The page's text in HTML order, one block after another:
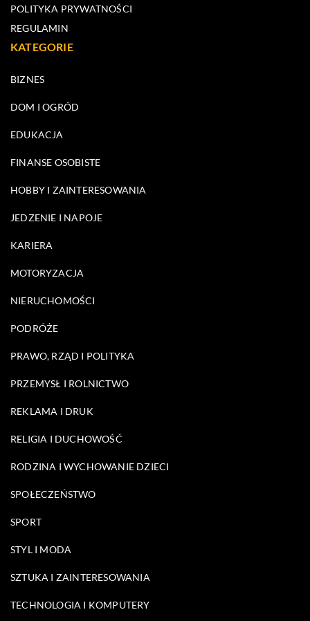
POLITYKA PRYWATNOŚCI
REGULAMIN
KATEGORIE
BIZNES
DOM I OGRÓD
EDUKACJA
FINANSE OSOBISTE
HOBBY I ZAINTERESOWANIA
JEDZENIE I NAPOJE
KARIERA
MOTORYZACJA
NIERUCHOMOŚCI
PODRÓŻE
PRAWO, RZĄD I POLITYKA
PRZEMYSŁ I ROLNICTWO
REKLAMA I DRUK
RELIGIA I DUCHOWOŚĆ
RODZINA I WYCHOWANIE DZIECI
SPOŁECZEŃSTWO
SPORT
STYL I MODA
SZTUKA I ZAINTERESOWANIA
TECHNOLOGIA I KOMPUTERY